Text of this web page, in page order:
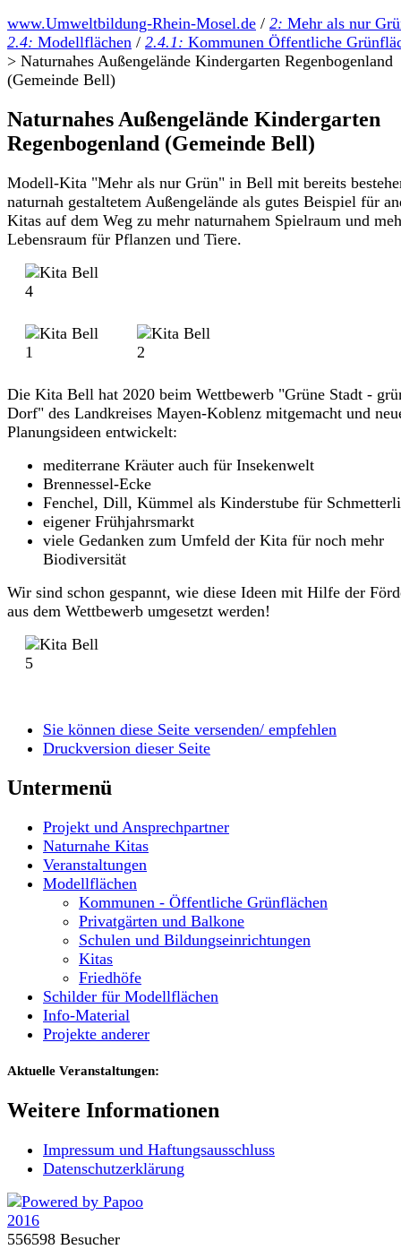
www.Umweltbildung-Rhein-Mosel.de / 2: Mehr als nur
2.4: Modellflächen / 2.4.1: Kommunen Öffentliche
> Naturnahes Außengelände Kindergarten Regenbogenland
(Gemeinde Bell)
Naturnahes Außengelände Kindergarten
Regenbogenland (Gemeinde Bell)
Modell-Kita "Mehr als nur Grün" in Bell mit bereits
naturnah gestaltetem Außengelände als gutes Beispiel für
Kitas auf dem Weg zu mehr naturnahem Spielraum und
Lebensraum für Pflanzen und Tiere.
Die Kita Bell hat 2020 beim Wettbewerb "Grüne Stadt -
Dorf" des Landkreises Mayen-Koblenz mitgemacht und
Planungsideen entwickelt:
mediterrane Kräuter auch für Insekenwelt
Brennessel-Ecke
Fenchel, Dill, Kümmel als Kinderstube für
eigener Frühjahrsmarkt
viele Gedanken zum Umfeld der Kita für noch mehr
Biodiversität
Wir sind schon gespannt, wie diese Ideen mit Hilfe der
aus dem Wettbewerb umgesetzt werden!
Sie können diese Seite versenden/ empfehlen
Druckversion dieser Seite
Untermenü
Projekt und Ansprechpartner
Naturnahe Kitas
Veranstaltungen
Modellflächen
Kommunen - Öffentliche Grünflächen
Privatgärten und Balkone
Schulen und Bildungseinrichtungen
Kitas
Friedhöfe
Schilder für Modellflächen
Info-Material
Projekte anderer
Aktuelle Veranstaltungen:
Weitere Informationen
Impressum und Haftungsausschluss
Datenschutzerklärung
556598 Besucher